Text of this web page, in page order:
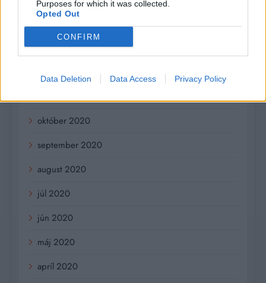
Purposes for which it was collected.
Opted Out
CONFIRM
Data Deletion Data Access Privacy Policy
február 2021
január 2021
október 2020
september 2020
august 2020
júl 2020
jún 2020
máj 2020
apríl 2020